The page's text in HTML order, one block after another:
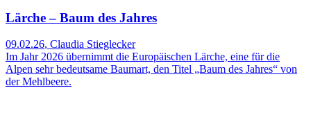
Lärche – Baum des Jahres
09.02.26, Claudia Stieglecker
Im Jahr 2026 übernimmt die Europäischen Lärche, eine für die
Alpen sehr bedeutsame Baumart, den Titel „Baum des Jahres“ von
der Mehlbeere.